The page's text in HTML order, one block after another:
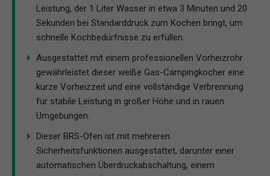
Leistung, der 1 Liter Wasser in etwa 3 Minuten und 20
Sekunden bei Standarddruck zum Kochen bringt, um
schnelle Kochbedürfnisse zu erfüllen.
Ausgestattet mit einem professionellen Vorheizrohr
gewährleistet dieser weiße Gas-Campingkocher eine
kurze Vorheizzeit und eine vollständige Verbrennung
für stabile Leistung in großer Höhe und in rauen
Umgebungen.
Dieser BRS-Ofen ist mit mehreren
Sicherheitsfunktionen ausgestattet, darunter einer
automatischen Überdruckabschaltung, einem